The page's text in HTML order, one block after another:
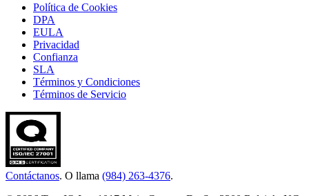
Política de Cookies
DPA
EULA
Privacidad
Confianza
SLA
Términos y Condiciones
Términos de Servicio
Contáctanos. O llama (984) 263-4376.